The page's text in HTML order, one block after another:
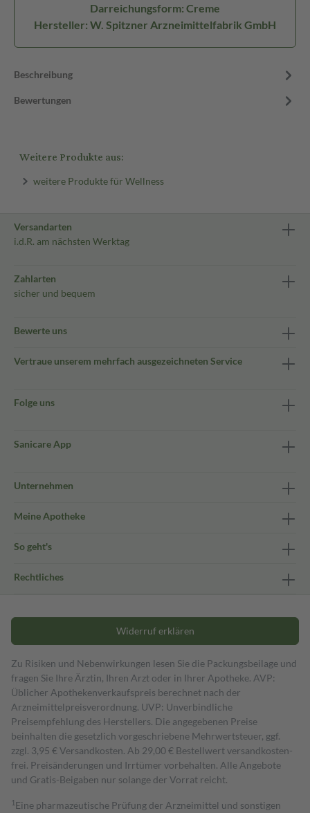
Darreichungsform: Creme
Hersteller: W. Spitzner Arzneimittelfabrik GmbH
Beschreibung
Bewertungen
Weitere Produkte aus:
weitere Produkte für Wellness
Versandarten
i.d.R. am nächsten Werktag
Zahlarten
sicher und bequem
Bewerte uns
Vertraue unserem mehrfach ausgezeichneten Service
Folge uns
Sanicare App
Unternehmen
Meine Apotheke
So geht's
Rechtliches
Widerruf erklären
Zu Risiken und Nebenwirkungen lesen Sie die Packungsbeilage und
fragen Sie Ihre Ärztin, Ihren Arzt oder in Ihrer Apotheke. AVP:
Üblicher Apothekenverkaufspreis berechnet nach der
Arzneimittelpreisverordnung. UVP: Unverbindliche
Preisempfehlung des Herstellers. Die angegebenen Preise
beinhalten die gesetzlich vorgeschriebene Mehrwertsteuer, ggf.
zzgl. 3,95 € Versandkosten. Ab 29,00 € Bestell­wert versand­kosten­
frei. Preisänderungen und Irrtümer vorbehalten. Alle Angebote
und Gratis-Beigaben nur solange der Vorrat reicht.
1 Eine pharmazeutische Prüfung der Arzneimittel und sonstigen